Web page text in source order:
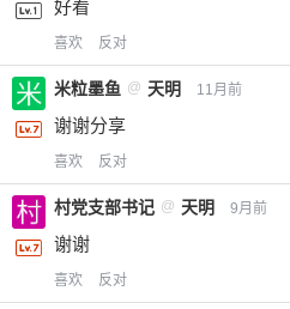
好看
喜欢 反对
米粒墨鱼 @ 天明 11月前
谢谢分享
喜欢 反对
村党支部书记 @ 天明 9月前
谢谢
喜欢 反对